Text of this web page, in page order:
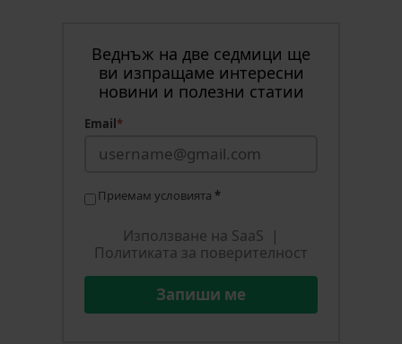
Веднъж на две седмици ще
ви изпращаме интересни
новини и полезни статии
Email*
Приемам условията *
Използване на SaaS |
Политиката за поверителност
Запиши ме